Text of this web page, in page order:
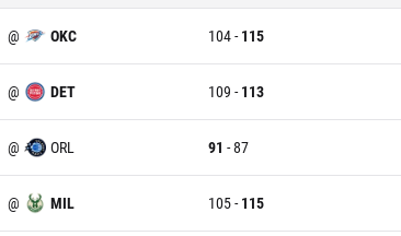
@ OKC 104- 115
@ DET 109 - 113
@ ORL 91 -87
@ MIL 105- 115